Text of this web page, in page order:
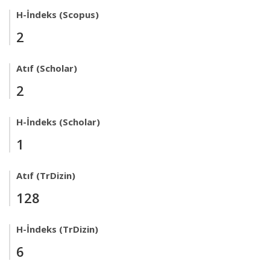
H-İndeks (Scopus)
2
Atıf (Scholar)
2
H-İndeks (Scholar)
1
Atıf (TrDizin)
128
H-İndeks (TrDizin)
6